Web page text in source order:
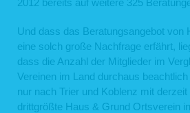
Und dass das Beratungsangebot von
eine solch große Nachfrage erfährt,
dass die Anzahl der Mitglieder im
Vereinen im Land durchaus
nur nach Trier und Koblenz mit
drittgrößte Haus & Grund Ortsverein